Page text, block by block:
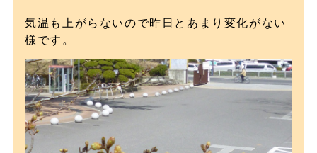
気温も上がらないので昨日とあまり変化がない
様です。